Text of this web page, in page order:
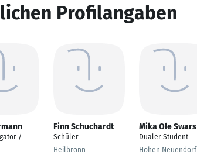
Profilangaben
/
Finn Schuchardt
Schüler
Heilbronn
Mika Ole Swars
Dualer Student
Hohen Neuendorf